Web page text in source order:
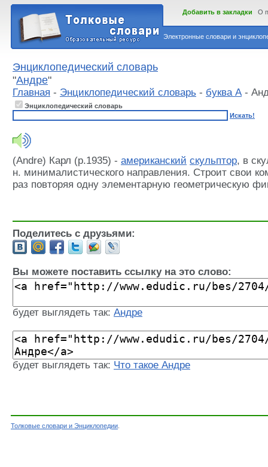
Электронные словари и
Добавить в закладки О
Энциклопедический словарь
"Андре"
Главная - Энциклопедический словарь - буква А-
Энциклопедический словарь
Искать!
(Andre) Карл (р.1935) - американский скульптор, в
н. минималистического направления. Строит свои
раз повторяя одну элементарную геометрическую
Поделитесь с друзьями:
Вы можете поставить ссылку на это слово:
будет выглядеть так: Андре
будет выглядеть так: Что такое Андре
Толковые словари и Энциклопедии